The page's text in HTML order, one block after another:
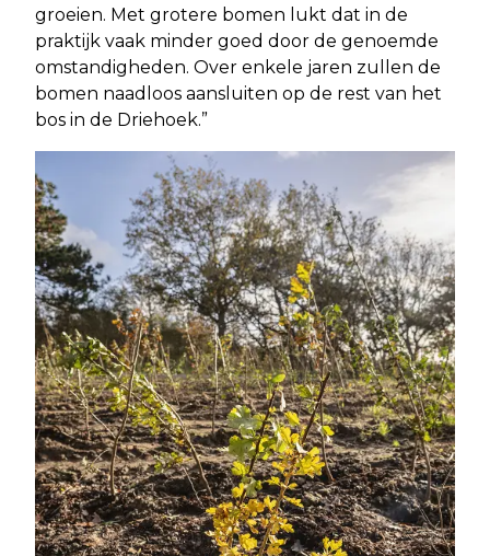
groeien. Met grotere bomen lukt dat in de
praktijk vaak minder goed door de genoemde
omstandigheden. Over enkele jaren zullen de
bomen naadloos aansluiten op de rest van het
bos in de Driehoek.”